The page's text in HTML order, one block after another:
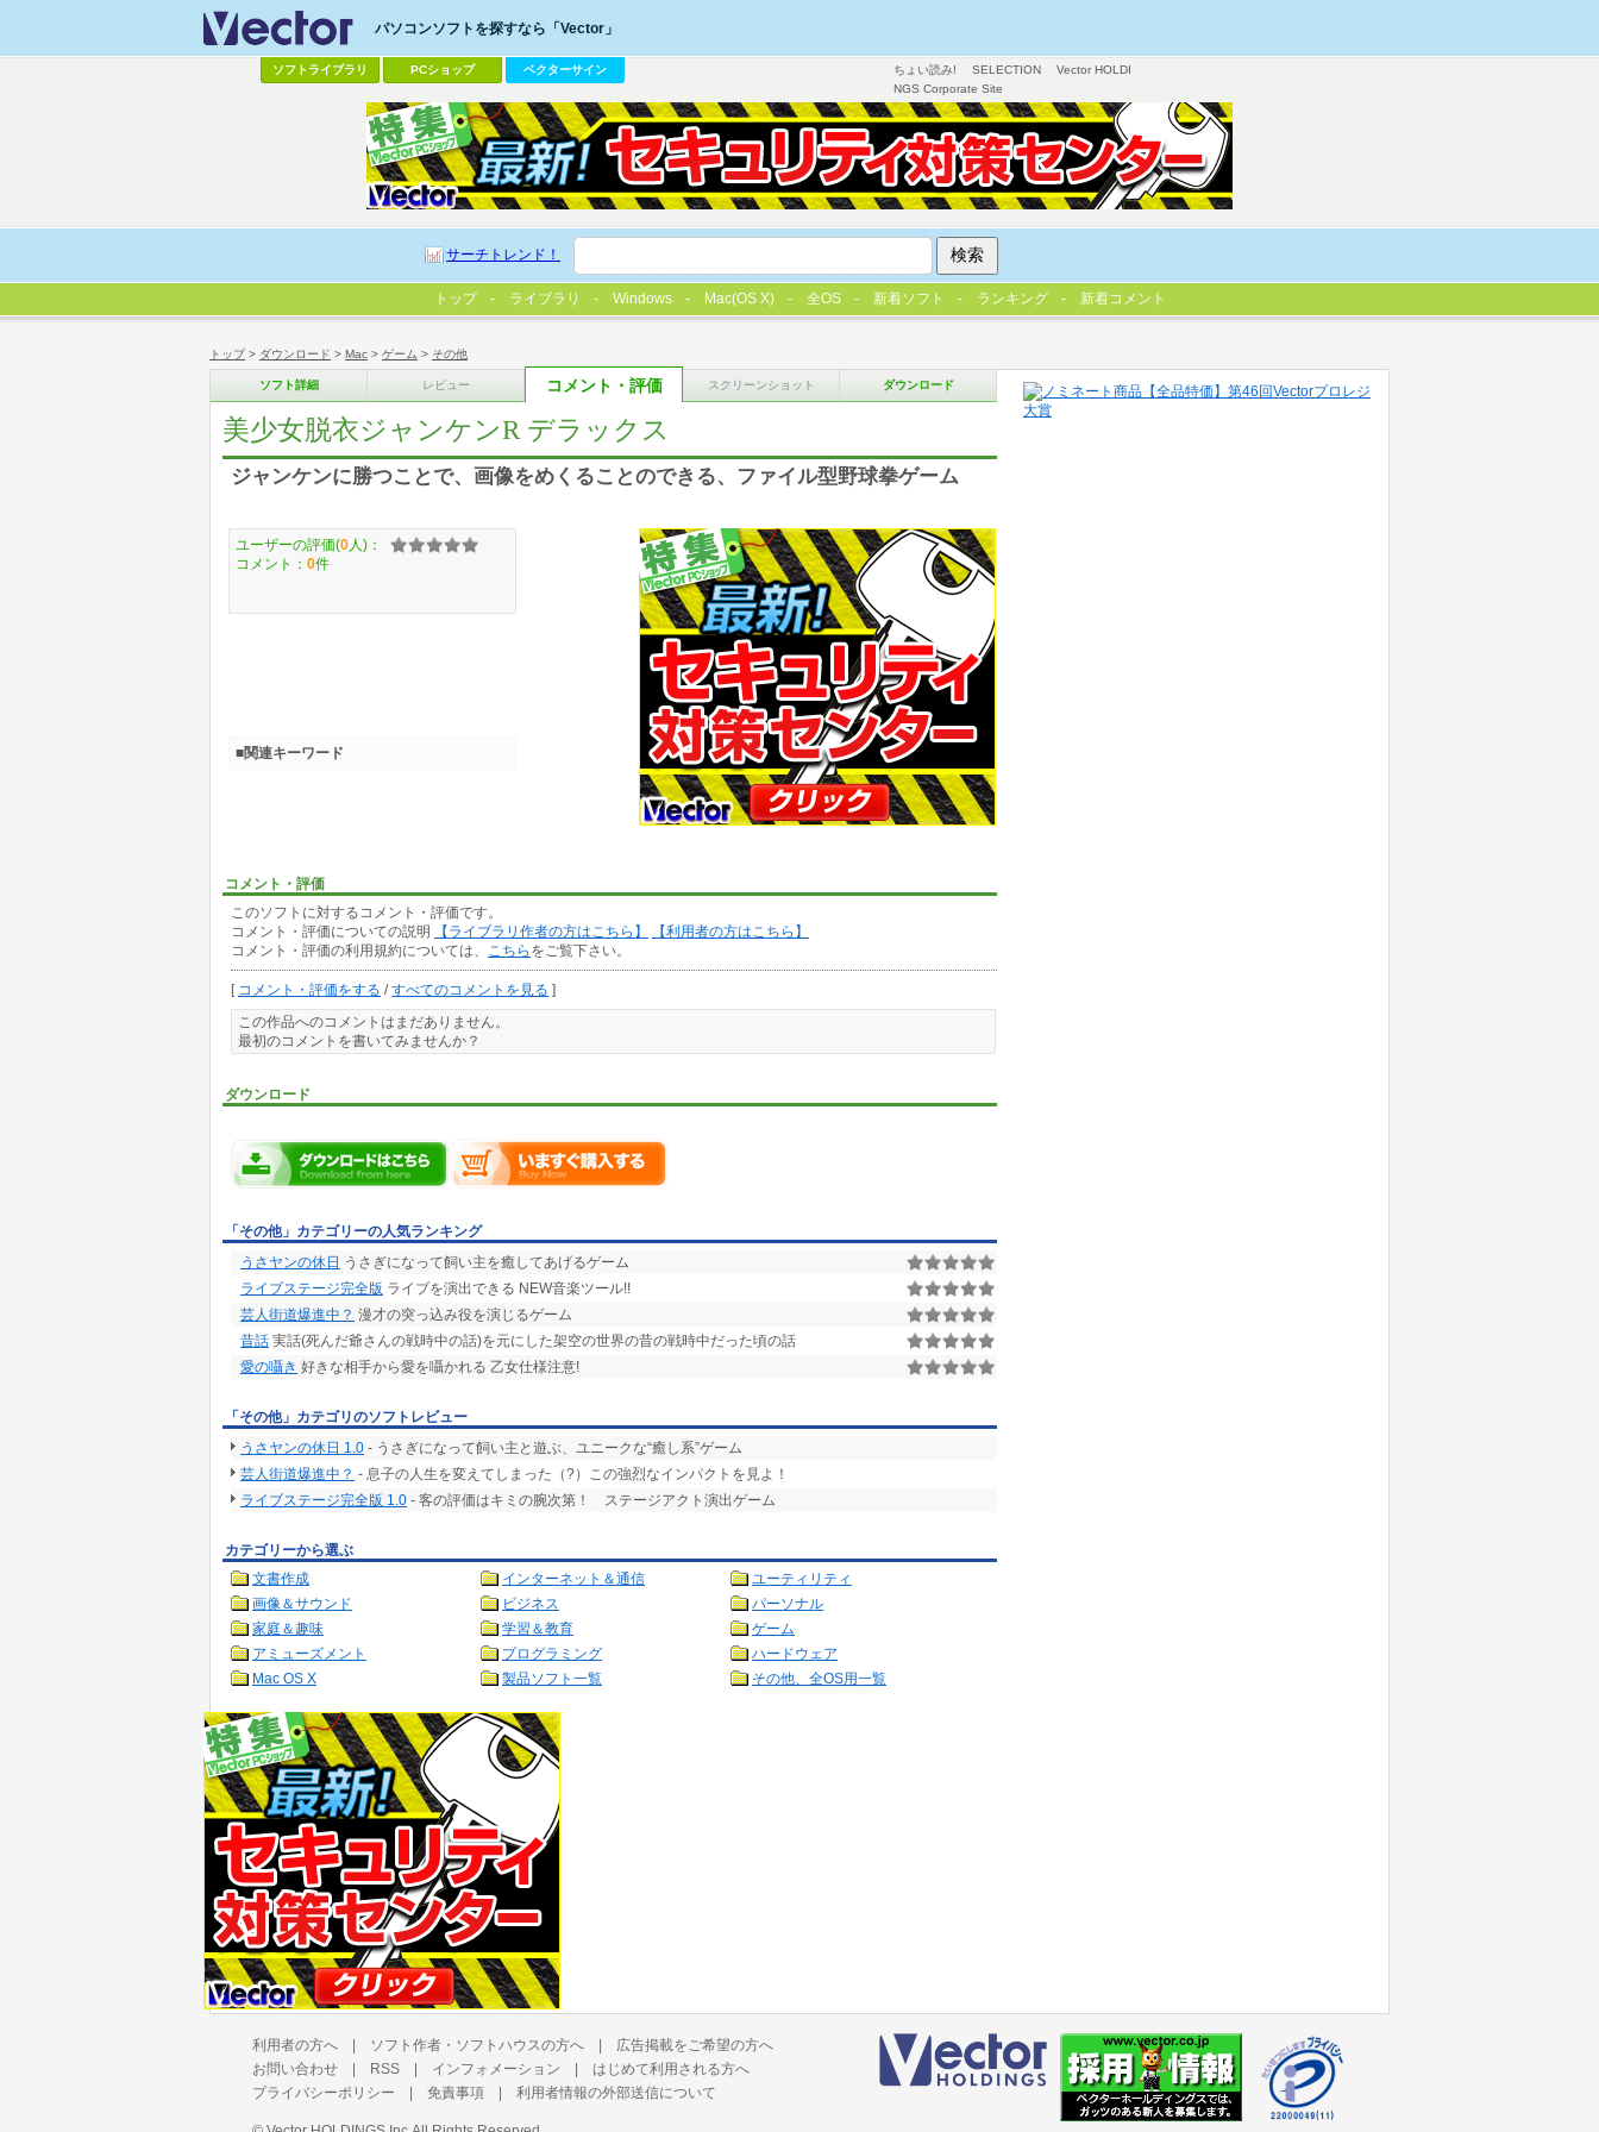
トップ> ダウンロード > Mac > ゲーム > その他
ソフト詳細 レビュー コメント・評価 スクリーンショット ダウンロード
美少女脱衣ジャンケンR デラックス
ジャンケンに勝つことで、画像をめくることのできる、ファイル型野球拳ゲーム
コメント・評価
このソフトに対するコメント・評価です。
コメント・評価についての説明
【ライブラリ作者の方はこちら】
【利用者の方はこちら】
コメント・評価の利用規約については、
こちら をご覧下さい。
[ コメント・評価をする /すべてのコメントを見る ]
この作品へのコメントはまだありません。
最初のコメントを書いてみませんか？
ダウンロード
ユーザーの評価(0 人)：
コメント： 0件
■関連キーワード
「その他」カテゴリーの人気ランキング
うさヤンの休日 うさぎになって飼い主を癒してあげるゲーム
ライブステージ完全版 ライブを演出できる NEW音楽ツール!!
芸人街道爆進中？ 漫才の突っ込み役を演じるゲーム
昔話 実話(死んだ爺さんの戦時中の話)を元にした架空の世界の昔の戦時中だった頃の話
愛の囁き 好きな相手から愛を囁かれる 乙女仕様注意!
「その他」カテゴリのソフトレビュー
うさヤンの休日 1.0 - うさぎになって飼い主と遊ぶ、ユニークな“癒し系”ゲーム
芸人街道爆進中？ - 息子の人生を変えてしまった（?）この強烈なインパクトを見よ！
ライブステージ完全版 1.0 - 客の評価はキミの腕次第！ ステージアクト演出ゲーム
カテゴリーから選ぶ
文書作成
インターネット＆通信
ユーティリティ
画像＆サウンド
ビジネス
パーソナル
家庭＆趣味
学習＆教育
ゲーム
アミューズメント
プログラミング
ハードウェア
Mac OS X
製品ソフト一覧 その他、全OS用一覧
ちょい読み! SELECTION
Vector HOLDI
NGS Corporate Site
パソコンソフトを探すなら「Vector」
ソフトライブラリ PCショップ ベクターサイン
サーチトレンド！
トップ ライブラリ Windows Mac(OS X) 全OS 新着ソフト ランキング 新着コメント
利用者の方へ | ソフト作者・ソフトハウスの方へ | 広告掲載をご希望の方へ
お問い合わせ | RSS | インフォメーション | はじめて利用される方へ
プライバシーポリシー | 免責事項 | 利用者情報の外部送信について